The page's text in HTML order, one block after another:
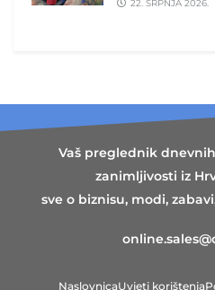
22. SRPNJA 2026.
Vaš preglednik
zanimljivosti iz
sve o biznisu, modi,
NaslovnicaUvjeti korištenja